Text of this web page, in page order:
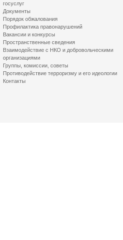
госуслуг
Документы
Порядок обжалования
Профилактика правонарушений
Вакансии и конкурсы
Пространственные сведения
Взаимодействие с НКО и добровольческими
организациями
Группы, комиссии, советы
Противодействие терроризму и его идеологии
Контакты